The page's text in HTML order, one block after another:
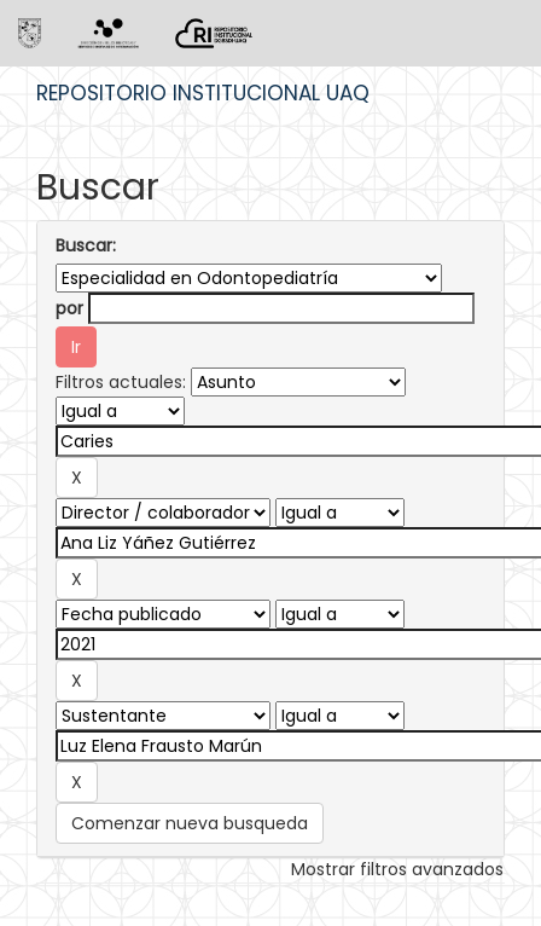
REPOSITORIO INSTITUCIONAL UAQ
Buscar
Buscar:
por
Filtros actuales:
Comenzar nueva busqueda
Mostrar filtros avanzados